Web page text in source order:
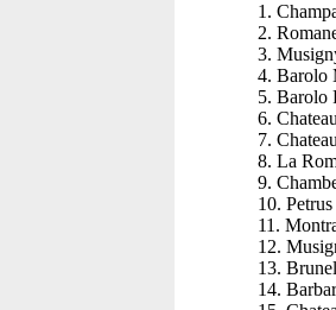
1.
2.
3.
4. Barolo
5. Barolo
6.
7.
8. La
9.
10.
11.
12.
13.
14.